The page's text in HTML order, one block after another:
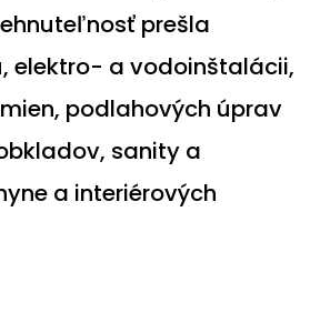
prešla
elektro- a vodoinštalácii,
podlahových úprav
sanity a
a interiérových